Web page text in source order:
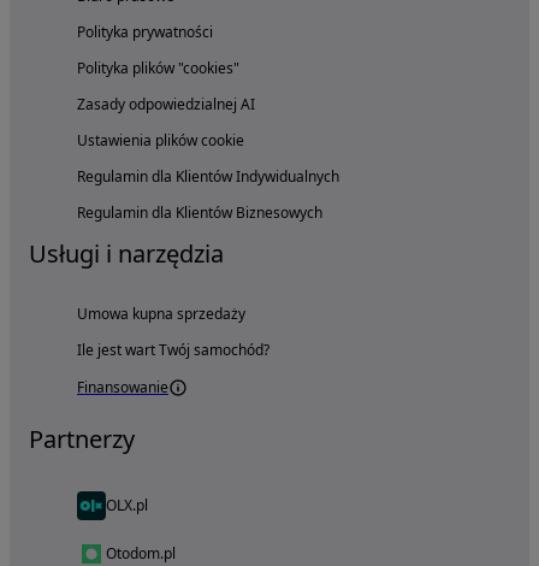
Polityka prywatności
Polityka plików "cookies"
Zasady odpowiedzialnej AI
Ustawienia plików cookie
Regulamin dla Klientów Indywidualnych
Regulamin dla Klientów Biznesowych
Usługi i narzędzia
Umowa kupna sprzedaży
Ile jest wart Twój samochód?
Finansowanie
Partnerzy
OLX.pl
Otodom.pl